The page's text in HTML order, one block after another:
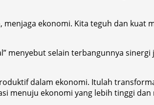
ekonomi. Kita teguh dan kuat
menyebut selain terbangunnya
dalam ekonomi. Itulah
menuju ekonomi yang lebih tinggi dan